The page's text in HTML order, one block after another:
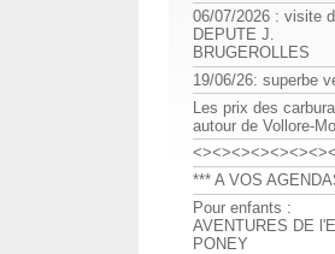
06/07/2026 : visite
DEPUTE J.
BRUGEROLLES
19/06/26: superbe
Les prix des
autour de Vollore-
*** A VOS
Pour enfants :
AVENTURES DE
PONEY